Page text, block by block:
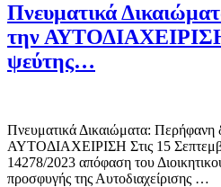
Πνευματικά
την
ψεύτης…
Πνευματικά Δικαιώματα: Περήφανη
ΑΥΤΟΔΙΑΧΕΙΡΙΣΗ Στις 15
14278/2023 απόφαση του
προσφυγής της Αυτοδιαχείρισης …